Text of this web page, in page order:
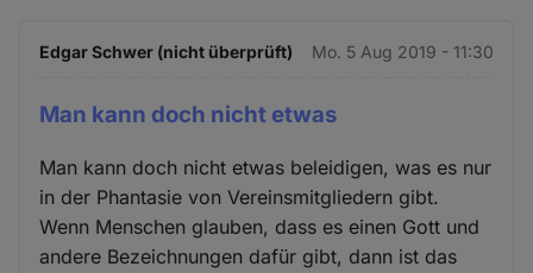
Edgar Schwer (nicht überprüft) Mo. 5 Aug 2019 - 11:30
Man kann doch nicht etwas
Man kann doch nicht etwas beleidigen, was es nur
in der Phantasie von Vereinsmitgliedern gibt.
Wenn Menschen glauben, dass es einen Gott und
andere Bezeichnungen dafür gibt, dann ist das